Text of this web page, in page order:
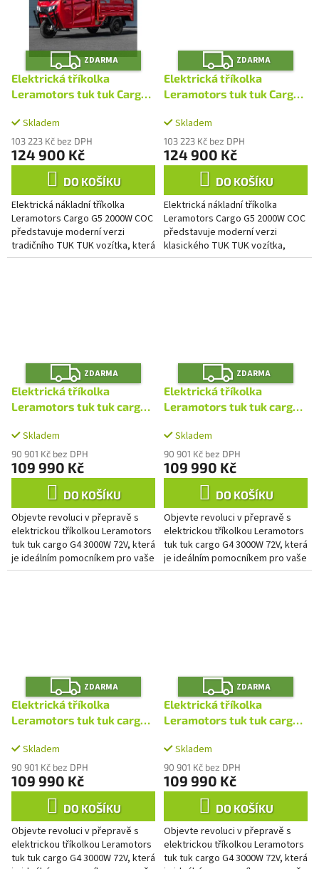
Z
D
A
R
M
A
ZDARMA
Elektrická tříkolka
Leramotors tuk tuk Cargo
Skladem
103 223 Kč bez DPH
124 900 Kč
DO KOŠÍKU
Elektrická nákladní tříkolka
Leramotors Cargo G5 2000W COC
představuje moderní verzi
tradičního TUK TUK vozítka, která
spojuje výkonnost a praktičnost
Z
D
A
R
M
A
ZDARMA
Elektrická tříkolka
Leramotors tuk tuk Cargo
Skladem
103 223 Kč bez DPH
124 900 Kč
DO KOŠÍKU
Elektrická nákladní tříkolka
Leramotors Cargo G5 2000W COC
představuje moderní verzi
klasického TUK TUK vozítka,
která kombinuje výkon a
Z
D
A
R
M
ZDARMA
Elektrická tříkolka
Leramotors tuk tuk cargo
Skladem
90 901 Kč bez DPH
109 990 Kč
DO KOŠÍKU
Objevte revoluci v přepravě s
elektrickou tříkolkou Leramotors
tuk tuk cargo G4 3000W 72V, která
je ideálním pomocníkem pro vaše
podnikání i hospodářství. Díky
Z
D
A
R
M
ZDARMA
Elektrická tříkolka
Leramotors tuk tuk cargo
Skladem
90 901 Kč bez DPH
109 990 Kč
DO KOŠÍKU
Objevte revoluci v přepravě s
elektrickou tříkolkou Leramotors
tuk tuk cargo G4 3000W 72V, která
je ideálním pomocníkem pro vaše
podnikání i hospodářství. Díky
Z
D
A
R
M
ZDARMA
Elektrická tříkolka
Leramotors tuk tuk cargo
Skladem
90 901 Kč bez DPH
109 990 Kč
DO KOŠÍKU
Objevte revoluci v přepravě s
elektrickou tříkolkou Leramotors
tuk tuk cargo G4 3000W 72V, která
Z
D
A
R
M
ZDARMA
Elektrická tříkolka
Leramotors tuk tuk cargo
Skladem
90 901 Kč bez DPH
109 990 Kč
DO KOŠÍKU
Objevte revoluci v přepravě s
elektrickou tříkolkou Leramotors
tuk tuk cargo G4 3000W 72V, která